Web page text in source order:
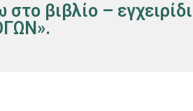
βιβλίο –